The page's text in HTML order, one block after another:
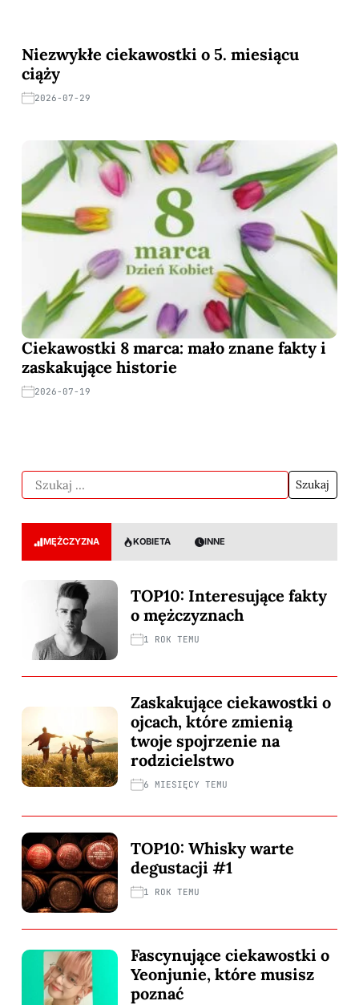
Niezwykłe ciekawostki o 5. miesiącu
ciąży
2026-07-29
Ciekawostki 8 marca: mało znane fakty i
zaskakujące historie
2026-07-19
MĘŻCZYZNA KOBIETA INNE
TOP10: Interesujące fakty
o mężczyznach
1 ROK TEMU
Zaskakujące ciekawostki o
ojcach, które zmienią
twoje spojrzenie na
rodzicielstwo
6 MIESIĘCY TEMU
TOP10: Whisky warte
degustacji #1
1 ROK TEMU
Fascynujące ciekawostki o
Yeonjunie, które musisz
poznać